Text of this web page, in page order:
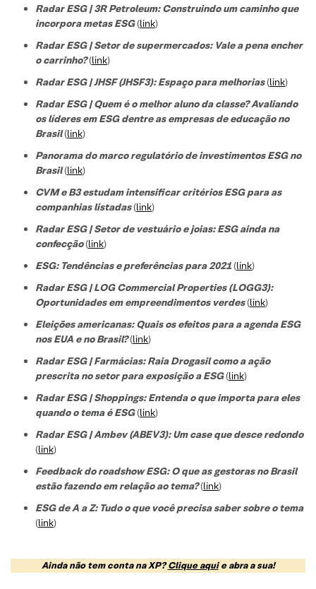
Radar ESG | 3R Petroleum: Construindo um caminho que
incorpora metas ESG(link)
Radar ESG | Setor de supermercados: Vale a pena encher
o carrinho?(link)
Radar ESG | JHSF (JHSF3): Espaço para melhorias(link)
Radar ESG | Quem é o melhor aluno da classe? Avaliando
os líderes em ESG dentre as empresas de educação no
Brasil(link)
Panorama do marco regulatório de investimentos ESG no
Brasil(link)
CVM e B3 estudam intensificar critérios ESG para as
companhias listadas(link)
Radar ESG | Setor de vestuário e joias: ESG ainda na
confecção(link)
ESG: Tendências e preferências para 2021(link)
Radar ESG | LOG Commercial Properties (LOGG3):
Oportunidades em empreendimentos verdes(link)
Eleições americanas: Quais os efeitos para a agenda ESG
nos EUA e no Brasil?(link)
Radar ESG | Farmácias: Raia Drogasil como a ação
prescrita no setor para exposição a ESG(link)
Radar ESG | Shoppings: Entenda o que importa para eles
quando o tema é ESG(link)
Radar ESG | Ambev (ABEV3): Um case que desce redondo
(link)
Feedback do roadshow ESG: O que as gestoras no Brasil
estão fazendo em relação ao tema?(link)
ESG de A a Z: Tudo o que você precisa saber sobre o tema
(link)
Ainda não tem conta na XP?Clique aquie abra a sua!